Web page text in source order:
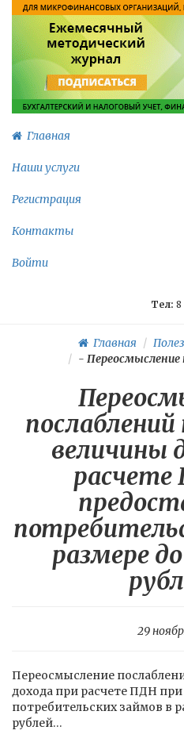
Главная
Наши услуги
Регистрация
Контакты
Войти
Тел: 8
Главная
- Переосмысление
величины
размере
29
Переосмысление
дохода при расчете ПДН
потребительских займов в
рублей…